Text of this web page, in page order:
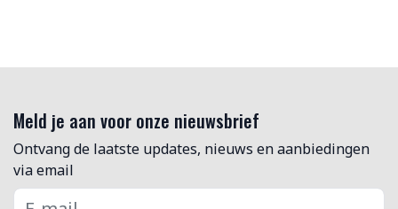
Meld je aan voor onze nieuwsbrief
Ontvang de laatste updates, nieuws en aanbiedingen
via email